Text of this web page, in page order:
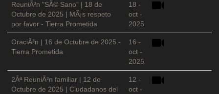
ReuniÃ³n "SÃ© Sano" | 18 de
Octubre de 2025 | MÃ¡s respeto
por favor - Tierra Prometida
18 -
oct -
2025
OraciÃ³n | 16 de Octubre de 2025 -
Tierra Prometida
16 -
oct -
2025
2Âª ReuniÃ³n familiar | 12 de
Octubre de 2025 | Ciudadanos del
12 -
oct -